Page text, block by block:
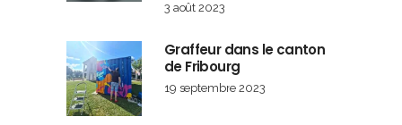
3 août 2023
Graffeur dans le canton
de Fribourg
19 septembre 2023